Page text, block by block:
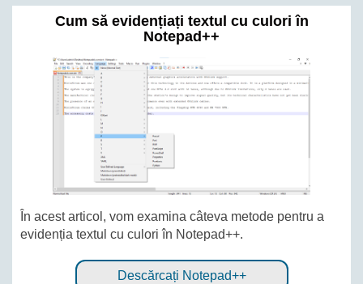
Cum să evidențiați textul cu culori în
Notepad++
În acest articol, vom examina câteva metode pentru a
evidenția textul cu culori în Notepad++.
Descărcați Notepad++